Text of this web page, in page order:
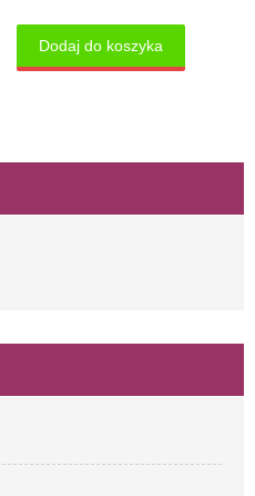
Dodaj do koszyka